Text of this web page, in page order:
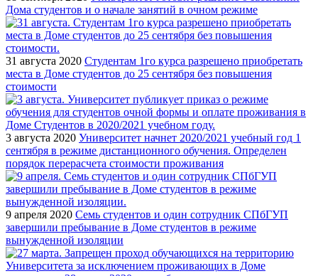
Дома студентов и о начале занятий в очном режиме
31 августа 2020 Студентам 1го курса разрешено приобретать
места в Доме студентов до 25 сентября без повышения
стоимости
3 августа 2020 Университет начнет 2020/2021 учебный год 1
сентября в режиме дистанционного обучения. Определен
порядок перерасчета стоимости проживания
9 апреля 2020 Семь студентов и один сотрудник СПбГУП
завершили пребывание в Доме студентов в режиме
вынужденной изоляции